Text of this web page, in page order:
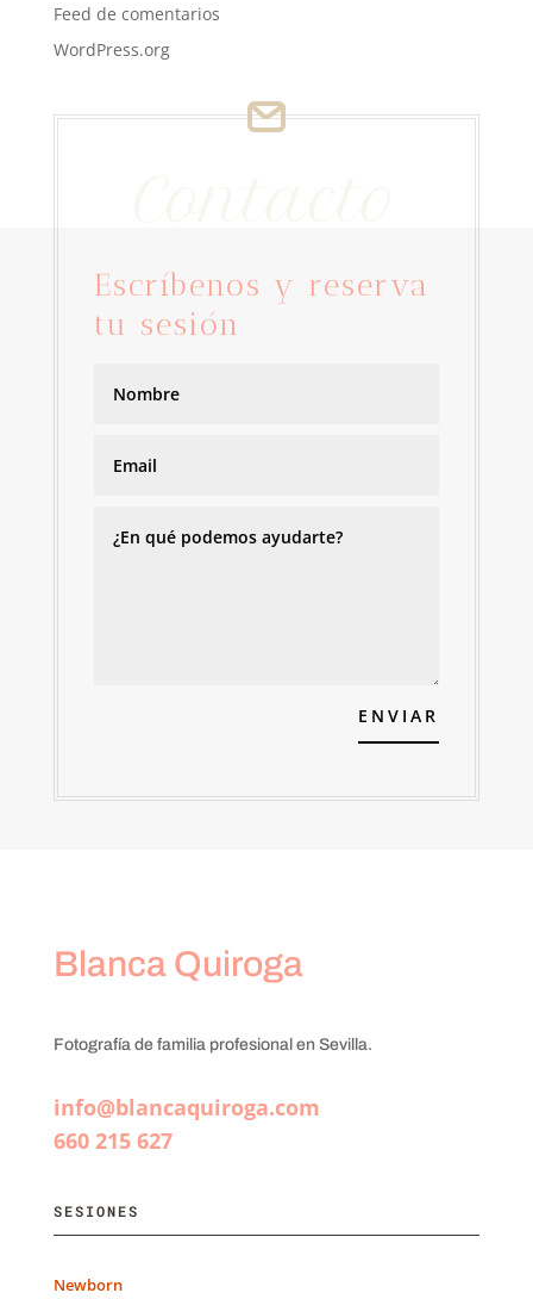
Feed de comentarios
WordPress.org
Contacto
Escríbenos y reserva
tu sesión
ENVIAR
Blanca Quiroga
Fotografía de familia profesional en Sevilla.
info@blancaquiroga.com
660 215 627
SESIONES
Newborn